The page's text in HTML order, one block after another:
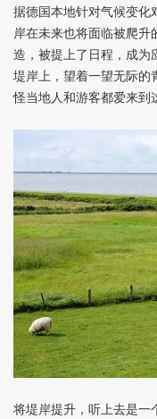
据德国本地针对气候变化
岸在未来也将面临被爬
造，被提上了日程，成为
堤岸上，望着一望无际的
怪当地人和游客都爱来到
将堤岸提升，听上去是一